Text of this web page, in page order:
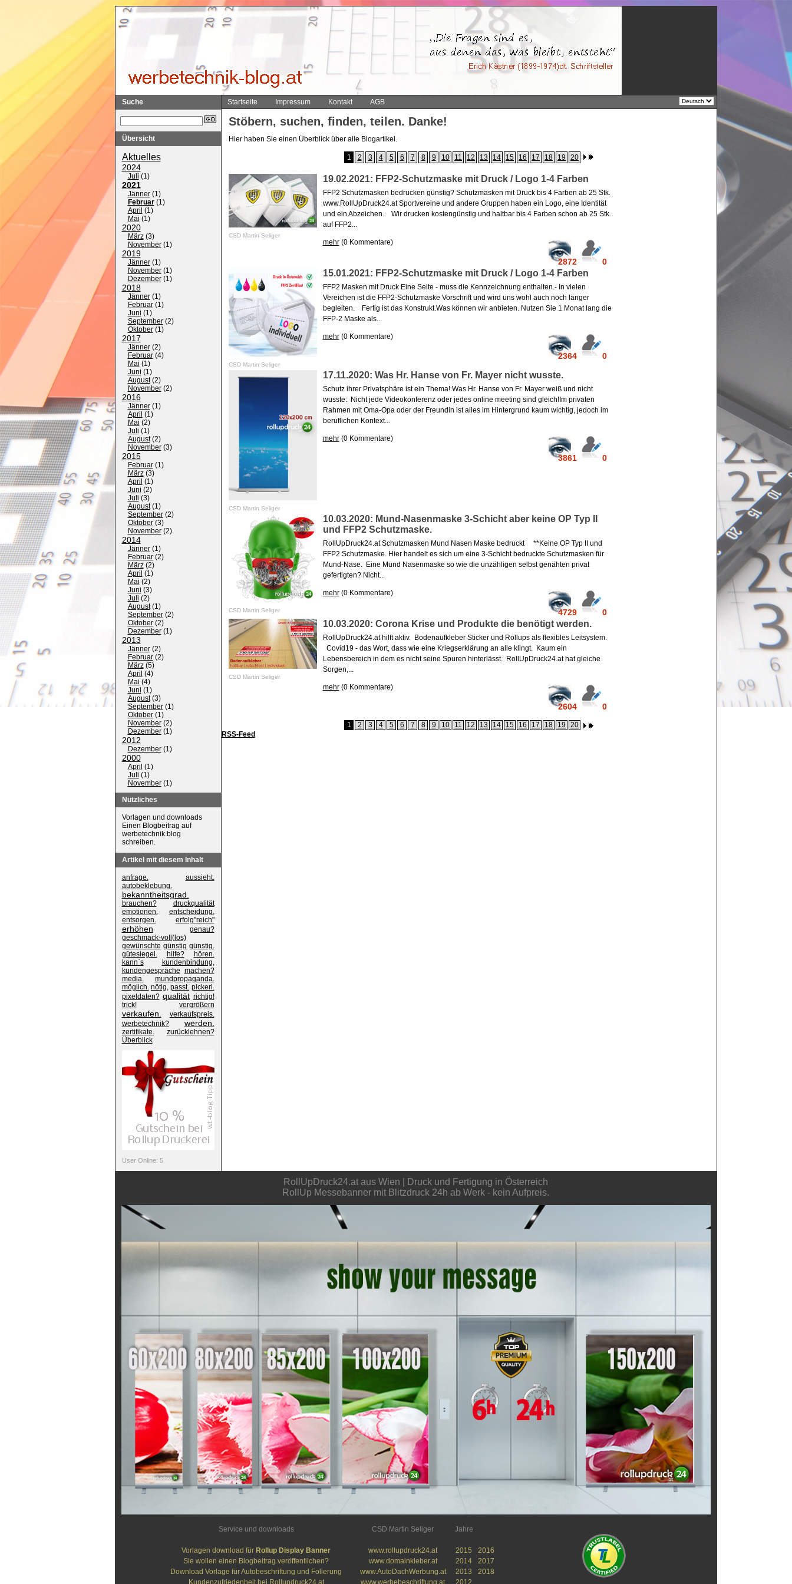
Suche
Übersicht
Aktuelles
2024
Juli (1)
2021
Jänner(1)
Februar(1)
April (1)
Mai (1)
2020
März(3)
November(1)
2019
Jänner(1)
November(1)
Dezember(1)
2018
Jänner(1)
Februar(1)
Juni (1)
September(2)
Oktober(1)
2017
Jänner(2)
Februar(4)
Mai (1)
Juni (1)
August(2)
November(2)
2016
Jänner(1)
April (1)
Mai (2)
Juli (1)
August(2)
November(3)
2015
Februar(1)
März(3)
April (1)
Juni (2)
Juli (3)
August(1)
September(2)
Oktober(3)
November(2)
2014
Jänner(1)
Februar(2)
März(2)
April (1)
Mai (2)
Juni (3)
Juli (2)
August(1)
September(2)
Oktober(2)
Dezember(1)
2013
Jänner(2)
Februar(2)
März(5)
April (4)
Mai (4)
Juni (1)
August(3)
September(1)
Oktober(1)
November(2)
Dezember(1)
2012
Dezember(1)
2000
April (1)
Juli (1)
November(1)
Nützliches
Vorlagen und downloads
Einen Blogbeitrag auf
werbetechnik.blog
schreiben.
Artikel mit diesem Inhalt
anfrage.
aussieht.
autobeklebung.
bekanntheitsgrad.
brauchen?
druckqualität
emotionen.
entscheidung.
entsorgen.
erfolg"reich"
erhöhen
genau?
geschmack-voll(los)
gewünschte günstig günstig.
gütesiegel.
hilfe?
hören.
kann`s
kundenbindung,
kundengespräche machen?
media.
mundpropaganda.
möglich. nötig, passt. pickerl.
pixeldaten? qualität richtig!
trick!
vergrößern
verkaufen.
verkaufspreis.
werbetechnik?
werden.
zertifikate.
zurücklehnen?
Überblick
User Online: 5
Startseite Impressum Kontakt AGB
Stöbern, suchen, finden, teilen. Danke!
Hier haben Sie einen Überblick über alle Blogartikel.
1 2 3 4 5 6 7 8 9 10 11 12 13 14 15 16 17 18 19 20
CSD Martin Seliger
19.02.2021: FFP2-Schutzmaske mit Druck / Logo 1-4 Farben
FFP2 Schutzmasken bedrucken günstig? Schutzmasken mit Druck bis 4 Farben ab 25 Stk.
www.RollUpDruck24.at Sportvereine und andere Gruppen haben ein Logo, eine Identität
und ein Abzeichen. Wir drucken kostengünstig und haltbar bis 4 Farben schon ab 25 Stk.
auf FFP2...
2872 0
mehr(0 Kommentare)
CSD Martin Seliger
15.01.2021: FFP2-Schutzmaske mit Druck / Logo 1-4 Farben
FFP2 Masken mit Druck Eine Seite - muss die Kennzeichnung enthalten.- In vielen
Vereichen ist die FFP2-Schutzmaske Vorschrift und wird uns wohl auch noch länger
begleiten. Fertig ist das Konstrukt.Was können wir anbieten. Nutzen Sie 1 Monat lang die
FFP-2 Maske als...
2364 0
mehr(0 Kommentare)
CSD Martin Seliger
17.11.2020: Was Hr. Hanse von Fr. Mayer nicht wusste.
Schutz ihrer Privatsphäre ist ein Thema! Was Hr. Hanse von Fr. Mayer weiß und nicht
wusste: Nicht jede Videokonferenz oder jedes online meeting sind gleich!Im privaten
Rahmen mit Oma-Opa oder der Freundin ist alles im Hintergrund kaum wichtig, jedoch im
beruflichen Kontext...
3861 0
mehr(0 Kommentare)
CSD Martin Seliger
10.03.2020: Mund-Nasenmaske 3-Schicht aber keine OP Typ II
und FFP2 Schutzmaske.
RollUpDruck24.at Schutzmasken Mund Nasen Maske bedruckt **Keine OP Typ II und
FFP2 Schutzmaske. Hier handelt es sich um eine 3-Schicht bedruckte Schutzmasken für
Mund-Nase. Eine Mund Nasenmaske so wie die unzähligen selbst genähten privat
gefertigten? Nicht...
4729 0
mehr(0 Kommentare)
CSD Martin Seliger
10.03.2020: Corona Krise und Produkte die benötigt werden.
RollUpDruck24.at hilft aktiv. Bodenaufkleber Sticker und Rollups als flexibles Leitsystem.
Covid19 - das Wort, dass wie eine Kriegserklärung an alle klingt. Kaum ein
Lebensbereich in dem es nicht seine Spuren hinterlässt. RollUpDruck24.at hat gleiche
Sorgen,...
2604 0
mehr(0 Kommentare)
1 2 3 4 5 6 7 8 9 10 11 12 13 14 15 16 17 18 19
20
RSS-Feed
RollUpDruck24.at aus Wien | Druck und Fertigung in Österreich
RollUp Messebanner mit Blitzdruck 24h ab Werk - kein Aufpreis.
Service und downloads CSD Martin Seliger Jahre
Vorlagen download für Rollup Display Banner www.rollupdruck24.at 2015
2016
Sie wollen einen Blogbeitrag veröffentlichen?
www.domainkleber.at 2014
2017
Download Vorlage für Autobeschriftung und Folierung
www.AutoDachWerbung.at 2013
2018
Kundenzufriedenheit bei Rollupdruck24.at
www.werbebeschriftung.at 2012